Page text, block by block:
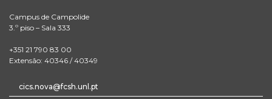
Campus de Campolide
3.º piso – Sala 333
+351 21 790 83 00
Extensão: 40346 / 40349
cics.nova@fcsh.unl.pt